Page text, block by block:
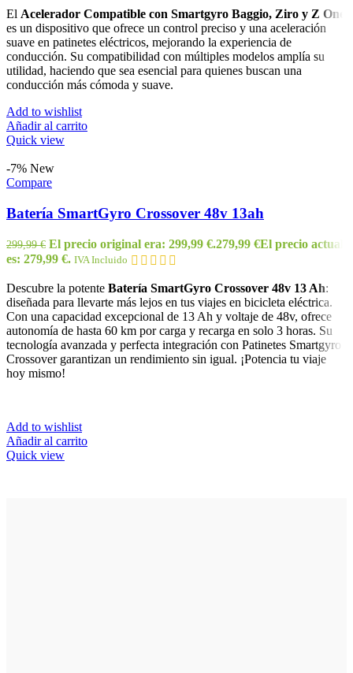
El Acelerador Compatible con Smartgyro Baggio, Ziro y Z One
es un dispositivo que ofrece un control preciso y una aceleración
suave en patinetes eléctricos, mejorando la experiencia de
conducción. Su compatibilidad con múltiples modelos amplía su
utilidad, haciendo que sea esencial para quienes buscan una
conducción más cómoda y suave.
Add to wishlist
Añadir al carrito
Quick view
-7% New
Compare
Batería SmartGyro Crossover 48v 13ah
299,99€ El precio original era: 299,99 €.279,99 €El precio actual
es: 279,99 €. IVA Incluido
Descubre la potente Batería SmartGyro Crossover 48v 13 Ah:
diseñada para llevarte más lejos en tus viajes en bicicleta eléctrica.
Con una capacidad excepcional de 13 Ah y voltaje de 48v, ofrece
autonomía de hasta 60 km por carga y recarga en solo 3 horas. Su
tecnología avanzada y perfecta integración con Patinetes Smartgyro
Crossover garantizan un rendimiento sin igual. ¡Potencia tu viaje
hoy mismo!
Add to wishlist
Añadir al carrito
Quick view